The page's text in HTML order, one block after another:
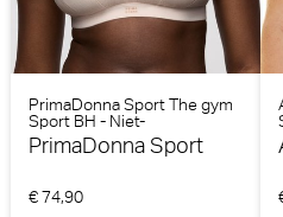
PrimaDonna Sport The gym
Sport BH - Niet-
voorgevormd (Venus)
PrimaDonna Sport
€ 74,90